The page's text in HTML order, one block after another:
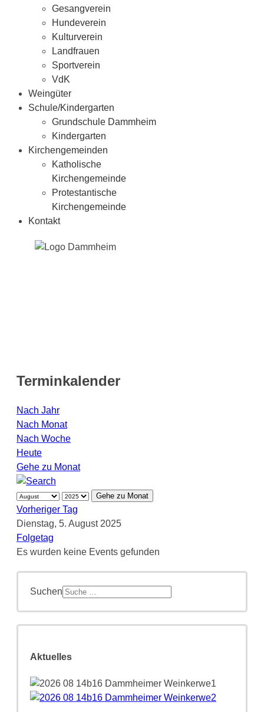
Gesangverein
Hundeverein
Kulturverein
Landfrauen
Sportverein
VdK
Weingüter
Schule/Kindergarten
Grundschule Dammheim
Kindergarten
Kirchengemeinden
Katholische
Kirchengemeinde
Protestantische
Kirchengemeinde
Kontakt
Terminkalender
Nach Jahr
Nach Monat
Nach Woche
Heute
Gehe zu Monat
Gehe zu Monat
Vorheriger Tag
Dienstag, 5. August 2025
Folgetag
Es wurden keine Events gefunden
Suchen
Aktuelles